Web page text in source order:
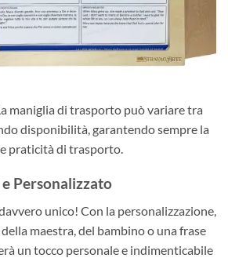
maniglia di trasporto può variare tra
disponibilità, garantendo sempre la
praticità di trasporto.
Personalizzato
unico! Con la personalizzazione,
maestra, del bambino o una frase
un tocco personale e indimenticabile